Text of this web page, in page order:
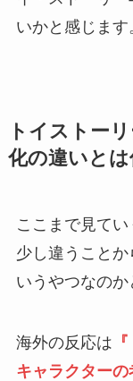
いかと感じます
トイストー
化の違いとは
ここまで見て
少し違うこと
いうやつなのか
海外の反応は
キャラクター